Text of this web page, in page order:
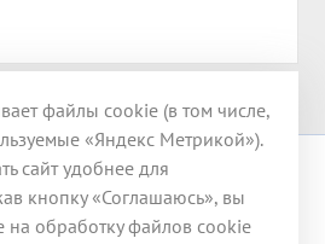
ТЭР»
Херсонская, д. 43, корп. 3
файлы cookie (в том числе,
«Яндекс Метрикой»).
сайт удобнее для
кнопку «Соглашаюсь», вы
на обработку файлов cookie